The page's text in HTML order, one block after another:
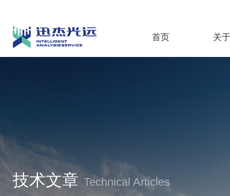
首页 关
技术文章 Technical Articles